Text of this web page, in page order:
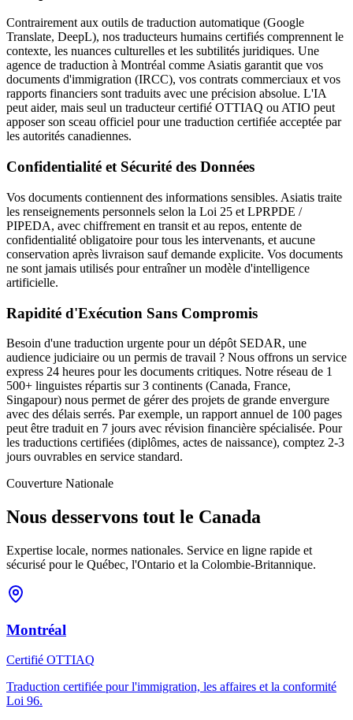
Contrairement aux outils de traduction automatique (Google
Translate, DeepL), nos traducteurs humains certifiés comprennent le
contexte, les nuances culturelles et les subtilités juridiques. Une
agence de traduction à Montréal comme Asiatis garantit que vos
documents d'immigration (IRCC), vos contrats commerciaux et vos
rapports financiers sont traduits avec une précision absolue. L'IA
peut aider, mais seul un traducteur certifié OTTIAQ ou ATIO peut
apposer son sceau officiel pour une traduction certifiée acceptée par
les autorités canadiennes.
Confidentialité et Sécurité des Données
Vos documents contiennent des informations sensibles. Asiatis traite
les renseignements personnels selon la Loi 25 et LPRPDE /
PIPEDA, avec chiffrement en transit et au repos, entente de
confidentialité obligatoire pour tous les intervenants, et aucune
conservation après livraison sauf demande explicite. Vos documents
ne sont jamais utilisés pour entraîner un modèle d'intelligence
artificielle.
Rapidité d'Exécution Sans Compromis
Besoin d'une traduction urgente pour un dépôt SEDAR, une
audience judiciaire ou un permis de travail ? Nous offrons un service
express 24 heures pour les documents critiques. Notre réseau de 1
500+ linguistes répartis sur 3 continents (Canada, France,
Singapour) nous permet de gérer des projets de grande envergure
avec des délais serrés. Par exemple, un rapport annuel de 100 pages
peut être traduit en 7 jours avec révision financière spécialisée. Pour
les traductions certifiées (diplômes, actes de naissance), comptez 2-3
jours ouvrables en service standard.
Couverture Nationale
Nous desservons tout le Canada
Expertise locale, normes nationales. Service en ligne rapide et
sécurisé pour le Québec, l'Ontario et la Colombie-Britannique.
Montréal
Certifié OTTIAQ
Traduction certifiée pour l'immigration, les affaires et la conformité
Loi 96.